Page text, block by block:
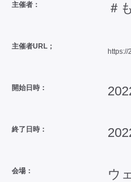
主催者： ＃
主催者URL；
開始日時：
終了日時：
会場： ウ